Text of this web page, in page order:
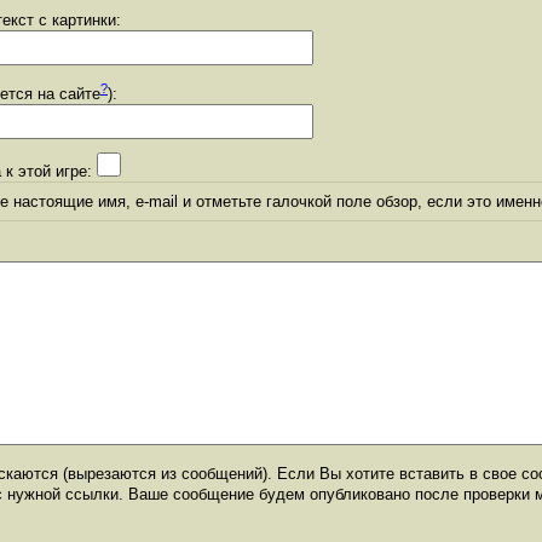
с картинки:
на сайте?):
этой игре:
настоящие имя, e-mail и отметьте галочкой поле обзор, если это
(вырезаются из сообщений). Если Вы хотите вставить в свое
нужной ссылки. Ваше сообщение будем опубликовано после проверки